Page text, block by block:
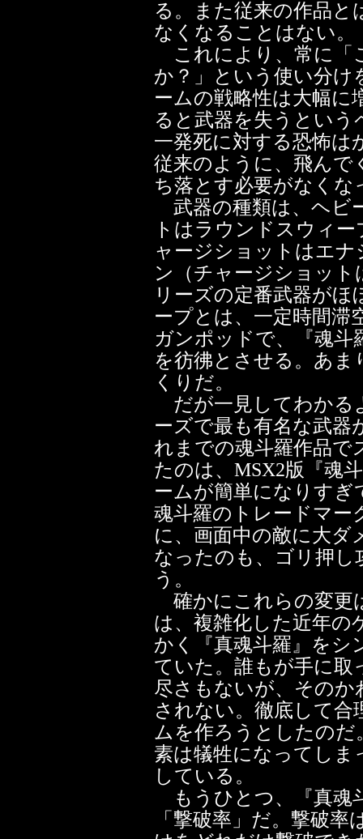
る。また従来の作品
なくなることはない。
これにより、常に「
か？」という使い分け
ームの戦略性は大幅に
ると武器を失うとい
一発死に対する恐怖は
従来のように、飛んで
ち落とす必要がなく
武器の種類は、ヘビ
トはラウンドスウィ
ャージショットはエ
ン（チャージショッ
リーズの定番武器が
ープとは、一定時間滞
ガンポッドで、『魂斗
を彷彿とさせる。あ
くりだ。
だが一見してわかる
ーズで最も有名な武
れまでの魂斗羅作品で
たのは、MSX2版『魂
ームが簡単になりす
魂斗羅のトレードマー
に、画面中の敵に大ダ
なったのも、ゴリ押し
う。
確かにこれらの変更
は、複雑化した近年の
かく『真魂斗羅』をシ
ていた。誰もが手に取
尽さもないが、その
されない。徹底して合
ムを作ろうとしたのだ
素は犠牲になってしま
している。
もうひとつ、『真魂
「撃破率」だ。撃破